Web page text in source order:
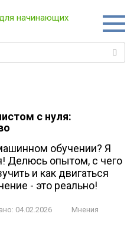
с нуля:
обучении? Я
Делюсь опытом, с чего
и как двигаться
- это реально!
04.02.2026
Мнения